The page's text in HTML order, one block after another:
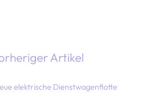
Artikel
elektrische Dienstwagenflotte